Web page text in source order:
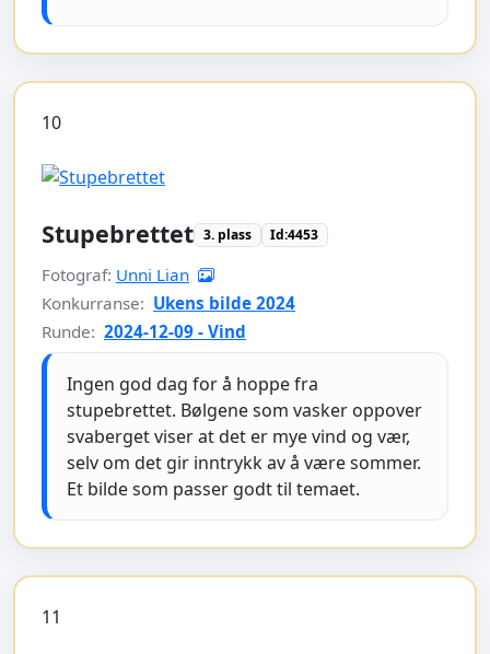
10
Stupebrettet 3. plass Id:4453
Fotograf: Unni Lian
Konkurranse: Ukens bilde 2024
Runde: 2024-12-09 - Vind
Ingen god dag for å hoppe fra
stupebrettet. Bølgene som vasker oppover
svaberget viser at det er mye vind og vær,
selv om det gir inntrykk av å være sommer.
Et bilde som passer godt til temaet.
11